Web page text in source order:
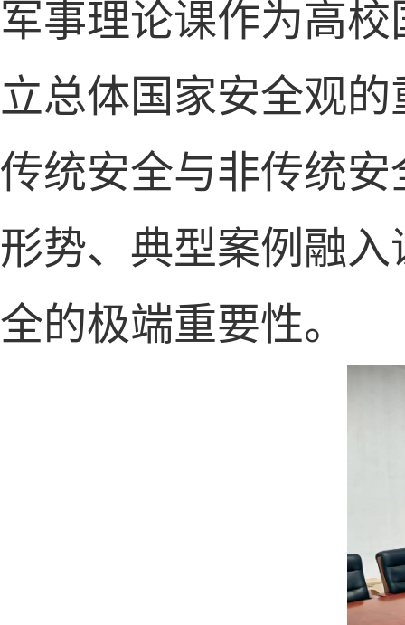
军事理论课作为高
立总体国家安全观的
传统安全与非传统
形势、典型案例融
全的极端重要性。